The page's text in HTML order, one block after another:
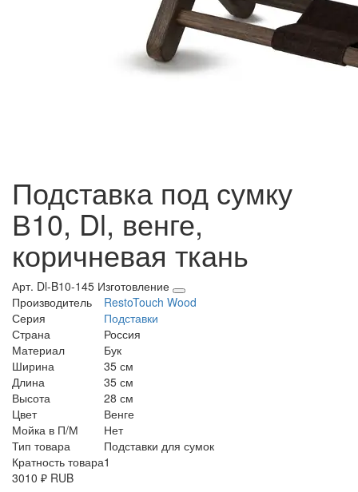
Подставка под сумку
В10, Dl, венге,
коричневая ткань
Арт. Dl-B10-145 Изготовление
Производитель
RestoTouch Wood
Серия
Подставки
Страна
Россия
Материал
Бук
Ширина
35 см
Длина
35 см
Высота
28 см
Цвет
Венге
Мойка в П/М
Нет
Тип товара
Подставки для сумок
Кратность товара1
3010 ₽ RUB